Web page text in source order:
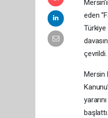
eden
Türkiye
çevrildi.
Mersin